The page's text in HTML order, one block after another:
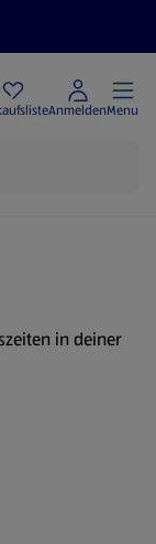
AnmeldenMenu
in deiner